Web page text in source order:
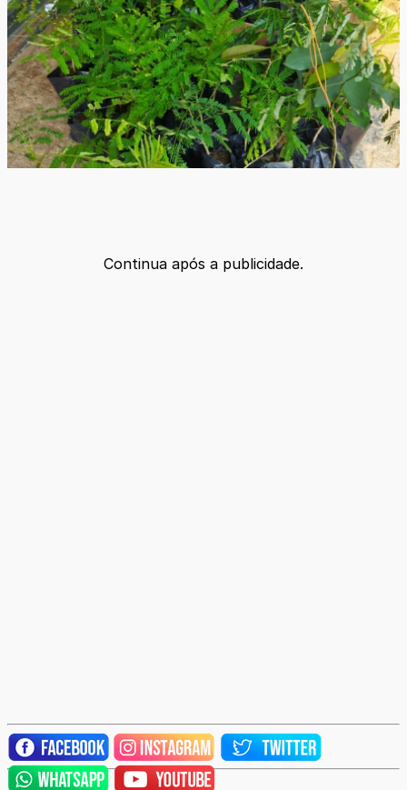
Continua após a publicidade.